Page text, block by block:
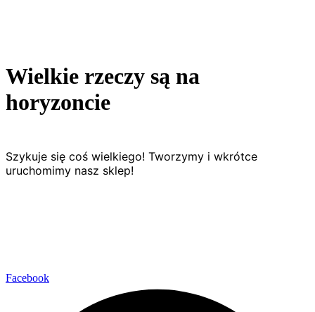
Wielkie rzeczy są na
horyzoncie
Szykuje się coś wielkiego! Tworzymy i wkrótce
uruchomimy nasz sklep!
Facebook